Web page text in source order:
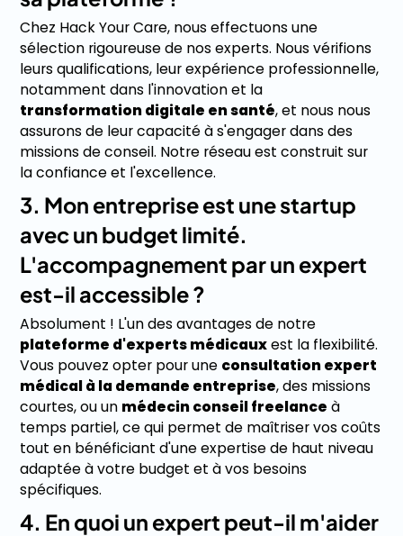
Chez Hack Your Care, nous effectuons une
sélection rigoureuse de nos experts. Nous vérifions
leurs qualifications, leur expérience professionnelle,
notamment dans l'innovation et la
transformation digitale en santé, et nous nous
assurons de leur capacité à s'engager dans des
missions de conseil. Notre réseau est construit sur
la confiance et l'excellence.
3. Mon entreprise est une startup
avec un budget limité.
L'accompagnement par un expert
est-il accessible ?
Absolument ! L'un des avantages de notre
plateforme d'experts médicauxest la flexibilité.
Vous pouvez opter pour une consultation expert
médical à la demande entreprise, des missions
courtes, ou un médecin conseil freelance à
temps partiel, ce qui permet de maîtriser vos coûts
tout en bénéficiant d'une expertise de haut niveau
adaptée à votre budget et à vos besoins
spécifiques.
4. En quoi un expert peut-il m'aider